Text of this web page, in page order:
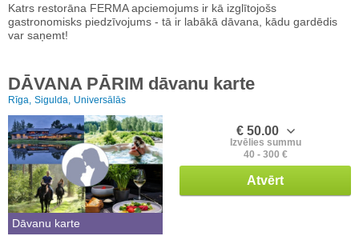
Katrs restorāna FERMA apciemojums ir kā izglītojošs
gastronomisks piedzīvojums - tā ir labākā dāvana, kādu gardēdis
var saņemt!
DĀVANA PĀRIM dāvanu karte
Rīga, Sigulda, Universālās
Dāvanu karte
€ 50.00
Izvēlies summu
40 - 300 €
Atvērt